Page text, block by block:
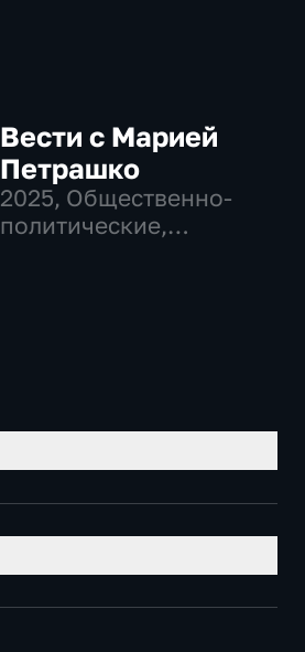
Вести с Марией
Петрашко
2025, Общественно-
политические,